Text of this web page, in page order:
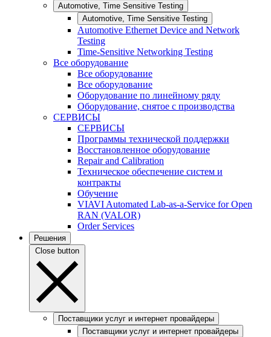
Automotive, Time Sensitive Testing
Automotive, Time Sensitive Testing
Automotive Ethernet Device and Network
Testing
Time-Sensitive Networking Testing
Все оборудование
Все оборудование
Все оборудование
Оборудование по линейному ряду
Оборудование, снятое с производства
СЕРВИСЫ
СЕРВИСЫ
Программы технической поддержки
Восстановленное оборудование
Repair and Calibration
Техническое обеспечение систем и
контракты
Обучение
VIAVI Automated Lab-as-a-Service for Open
RAN (VALOR)
Order Services
Решения
Close button
Поставщики услуг и интернет провайдеры
Поставщики услуг и интернет провайдеры